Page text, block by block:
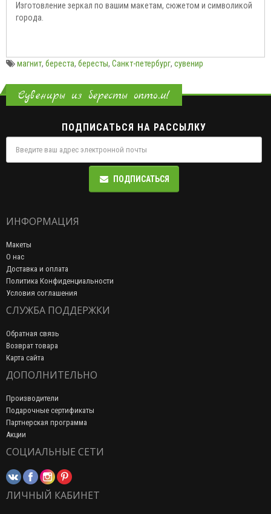
Изготовление зеркал по вашим макетам, сюжетом и символикой
города.
магнит, береста, бересты, Санкт-петербург, сувенир
Сувениры из бересты оптом!
ПОДПИСАТЬСЯ НА РАССЫЛКУ
ПОДПИСАТЬСЯ
ИНФОРМАЦИЯ
Макеты
О нас
Доставка и оплата
Политика Конфиденциальности
Условия соглашения
СЛУЖБА ПОДДЕРЖКИ
Обратная связь
Возврат товара
Карта сайта
ДОПОЛНИТЕЛЬНО
Производители
Подарочные сертификаты
Партнерская программа
Акции
СОЦИАЛЬНЫЕ СЕТИ
ЛИЧНЫЙ КАБИНЕТ